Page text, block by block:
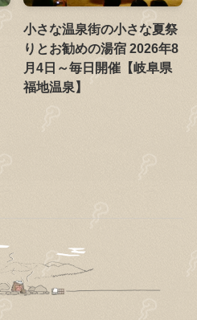
小さな温泉街の小さな夏祭
りとお勧めの湯宿 2026年8
月4日～毎日開催【岐阜県
福地温泉】